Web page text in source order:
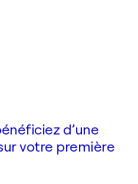
d’une
votre première